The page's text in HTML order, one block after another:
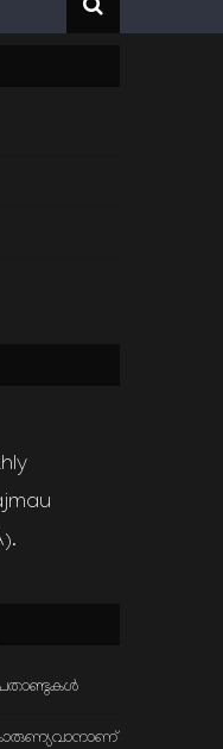
കാരുണ്യവാനാണ്